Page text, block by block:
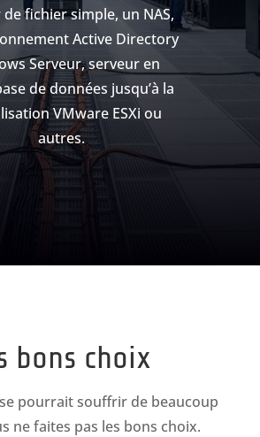
fichier simple, un NAS,
Active Directory
Serveur, serveur en
de données jusqu’à la
VMware ESXi ou
autres.
bons choix
pourrait souffrir de beaucoup
ne faites pas les bons choix.